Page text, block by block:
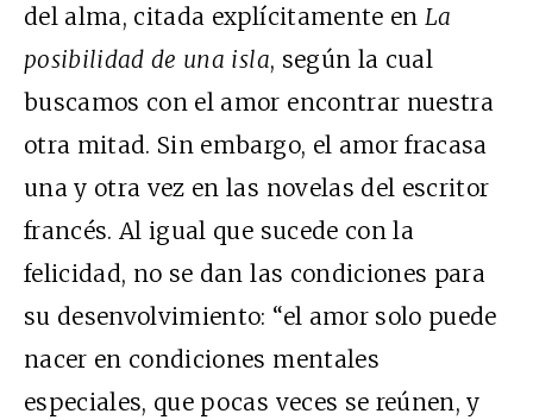
del alma, citada explícitamente en La
posibilidad de una isla, según la cual
buscamos con el amor encontrar nuestra
otra mitad. Sin embargo, el amor fracasa
una y otra vez en las novelas del escritor
francés. Al igual que sucede con la
felicidad, no se dan las condiciones para
su desenvolvimiento: “el amor solo puede
nacer en condiciones mentales
especiales, que pocas veces se reúnen, y